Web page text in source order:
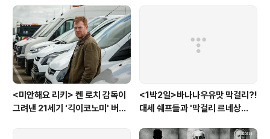
<미안해요 리키> 켄 로치 감독이
그려낸 21세기 '긱이코노미' 버전
<1박2일>바나나우유맛 막걸리?!
대세 쉐프들과 '막걸리 르네상